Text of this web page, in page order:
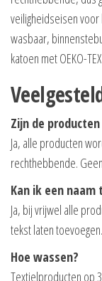
veiligheidseisen
wasbaar,
katoen met OEKO-
Zijn de
Ja, alle producten
rechthebbende.
Kan ik een naam
Ja, bij vrijwel alle
tekst laten
Hoe wassen?
Textielproducten op